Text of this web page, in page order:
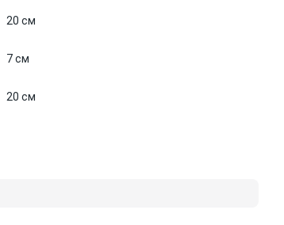
20 см
7 см
20 см